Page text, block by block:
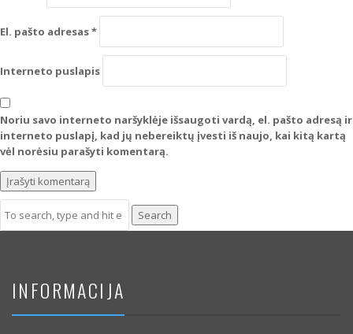
El. pašto adresas*
Interneto puslapis
Noriu savo interneto naršyklėje išsaugoti vardą, el. pašto adresą ir
interneto puslapį, kad jų nebereiktų įvesti iš naujo, kai kitą kartą
vėl norėsiu parašyti komentarą.
Search
INFORMACIJA